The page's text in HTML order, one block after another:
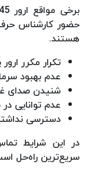
حضور کارشناس
هستند.
تکرار مکرر
عدم بهبود
شنیدن صدای
عدم توانایی
دسترسی
در این شرایط
سریع‌ترین راه‌حل